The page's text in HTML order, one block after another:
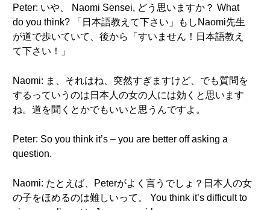
Peter: いや、 Naomi Sensei, どう思いますか？ What
do you think? 「日本語教えて下さい」もしNaomi先生
が道で歩いていて、後から「すいません！日本語教え
て下さい！」
Naomi: ま、それはね、突然すぎますけど、でも質問を
するっていうのは日本人の女の人には効くと思います
ね。道を聞くとかでもいいと思うんですよ。
Peter: So you think it’s – you are better off asking a
question.
Naomi: たとえば、Peterがよく言うでしょ？日本人の女
の子をほめるのは難しいって。 You think it’s difficult to